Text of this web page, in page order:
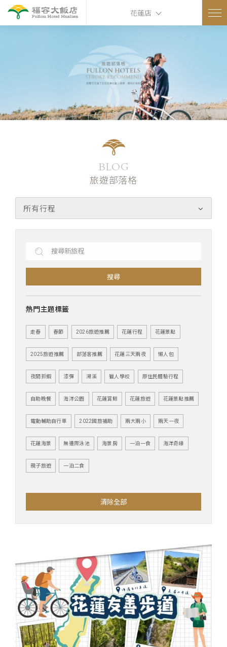
花蓮店
BLOG
旅遊部落格
所有行程
搜尋
熱門主題標籤
走春 春節 2026旅遊推薦 花蓮行程 花蓮景點
2025旅遊推薦 部落客推薦 花蓮三天兩夜 懶人包
夜間抓蝦 漆彈 溯溪 獵人學校 原住民體驗行程
自助晚餐 海洋公園 花蓮賞鯨 花蓮旅遊 花蓮景點推薦
電動輔助自行車 2022國旅補助 兩大兩小 兩天一夜
花蓮海景 無邊際泳池 海景房 一泊一食 海洋奇緣
親子旅遊 一泊二食
清除全部